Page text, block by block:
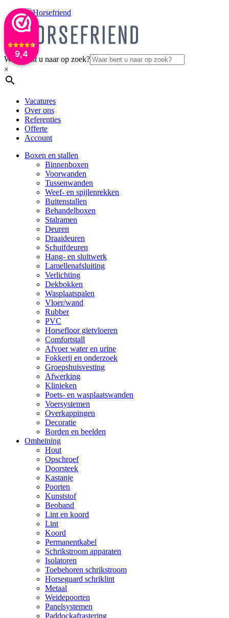
9,4
Waar bent u naar op zoek?
×
Vacatures
Over ons
Referenties
Offerte
Account
Boxen en stallen
Binnenboxen
Voorwanden
Tussenwanden
Weef- en spijlenrekken
Buitenstallen
Behandelboxen
Stalramen
Deuren
Draaideuren
Schuifdeuren
Hang- en sluitwerk
Lamellenafsluiting
Verlichting
Dekbokken
Wasplaatspalen
Vloer/wand
Rubber
PVC
Horsefloor gietvloeren
Comfortstall
Afvoer water en urine
Fokkerij en onderzoek
Groepshuisvesting
Afwerking
Klinieken
Poets- en wasplaatswanden
Voersystemen
Overkappingen
Decoratie
Borden en beelden
Omheining
Hout
Opschroef
Doorsteek
Kastanje
Poorten
Kunststof
Beoband
Lint en koord
Lint
Koord
Permanentkabel
Schrikstroom apparaten
Isolatoren
Toebehoren schrikstroom
Horseguard schriklint
Metaal
Weidepoorten
Panelsystemen
Paddockafrastering